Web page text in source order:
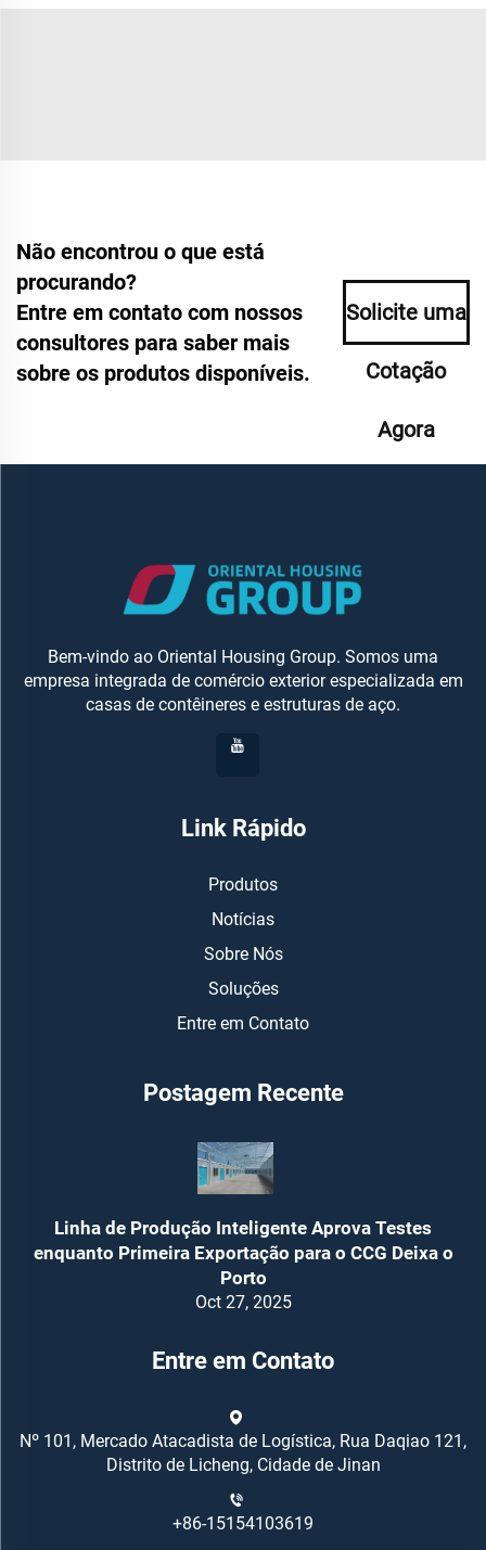
Não encontrou o que está
procurando?
Entre em contato com nossos
consultores para saber mais
sobre os produtos disponíveis.
Solicite uma
Cotação
Agora
Bem-vindo ao Oriental Housing Group. Somos uma
empresa integrada de comércio exterior especializada em
casas de contêineres e estruturas de aço.
Link Rápido
Produtos
Notícias
Sobre Nós
Soluções
Entre em Contato
Postagem Recente
Linha de Produção Inteligente Aprova Testes
enquanto Primeira Exportação para o CCG Deixa o
Porto
Oct 27, 2025
Entre em Contato
Nº 101, Mercado Atacadista de Logística, Rua Daqiao 121,
Distrito de Licheng, Cidade de Jinan
+86-15154103619